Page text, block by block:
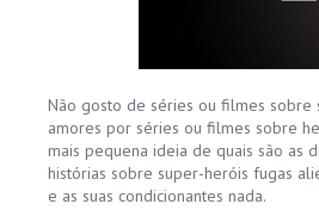
Não gosto de séries ou filmes
amores por séries ou filmes sobre
mais pequena ideia de quais são as
histórias sobre super-heróis fugas
e as suas condicionantes nada.